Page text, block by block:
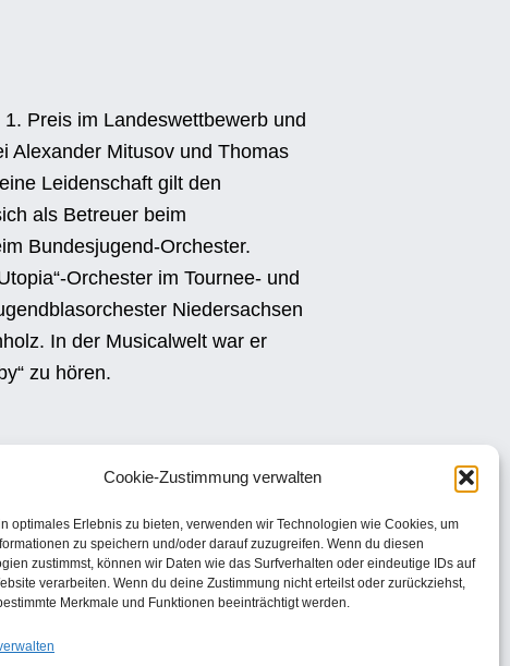
Cookie-Zustimmung verwalten
optimales Erlebnis zu bieten, verwenden wir Technologien wie Cookies, um
zu speichern und/oder darauf zuzugreifen. Wenn du diesen
zustimmst, können wir Daten wie das Surfverhalten oder eindeutige IDs auf
verarbeiten. Wenn du deine Zustimmung nicht erteilst oder zurückziehst,
Merkmale und Funktionen beeinträchtigt werden.
Preis im Landeswettbewerb und
Alexander Mitusov und Thomas
Leidenschaft gilt den
als Betreuer beim
Bundesjugend-Orchester.
Orchester im Tournee- und
Niedersachsen
In der Musicalwelt war er
zu hören.